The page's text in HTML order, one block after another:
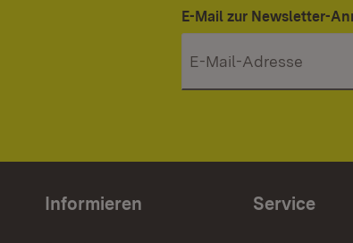
E-Mail zur Newsletter-
Informieren Service